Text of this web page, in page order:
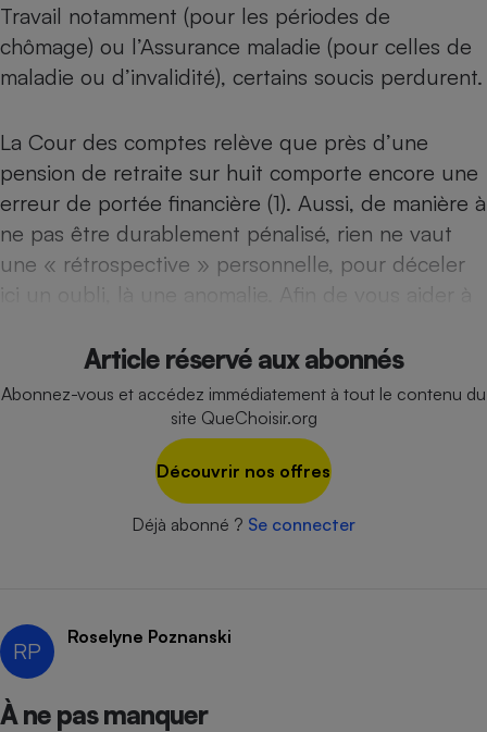
Travail notamment (pour les périodes de
chômage) ou l’Assurance maladie (pour celles de
maladie ou d’invalidité), certains soucis perdurent.
La Cour des comptes relève que près d’une
pension de retraite sur huit comporte encore une
erreur de portée financière (1). Aussi, de manière à
ne pas être durablement pénalisé, rien ne vaut
une « rétrospective » personnelle, pour déceler
ici un oubli, là une anomalie. Afin de vous aider à
Article réservé aux abonnés
Abonnez-vous et accédez immédiatement à tout le contenu du
site QueChoisir.org
Découvrir nos offres
Déjà abonné ? Se connecter
RP
Roselyne Poznanski
À ne pas manquer
Climatiseur -
Ventilateur
Cafetière à expressos
Climatiseur -
Ventilateur